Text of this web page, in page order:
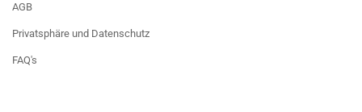
AGB
Privatsphäre und Datenschutz
FAQ's